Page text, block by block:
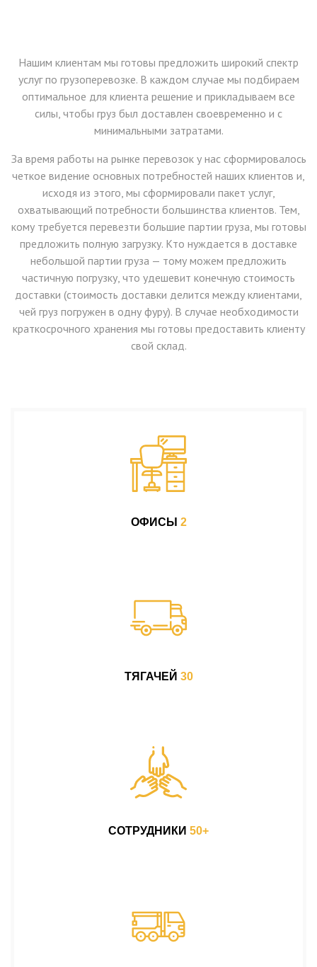
Нашим клиентам мы готовы предложить широкий спектр
услуг по грузоперевозке. В каждом случае мы подбираем
оптимальное для клиента решение и прикладываем все
силы, чтобы груз был доставлен своевременно и с
минимальными затратами.
За время работы на рынке перевозок у нас сформировалось
четкое видение основных потребностей наших клиентов и,
исходя из этого, мы сформировали пакет услуг,
охватывающий потребности большинства клиентов. Тем,
кому требуется перевезти большие партии груза, мы готовы
предложить полную загрузку. Кто нуждается в доставке
небольшой партии груза — тому можем предложить
частичную погрузку, что удешевит конечную стоимость
доставки (стоимость доставки делится между клиентами,
чей груз погружен в одну фуру). В случае необходимости
краткосрочного хранения мы готовы предоставить клиенту
свой склад.
ОФИСЫ 2
ТЯГАЧЕЙ 30
СОТРУДНИКИ 50+